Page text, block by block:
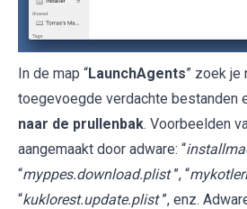
In de map “LaunchAgents” zoek je
toegevoegde verdachte bestanden
naar de prullenbak. Voorbeelden
aangemaakt door adware: “
“myppes.download.plist ”, “
“kuklorest.update.plist ”, enz.